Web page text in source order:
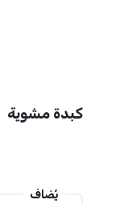
كبدة مشوية
يٌضاف